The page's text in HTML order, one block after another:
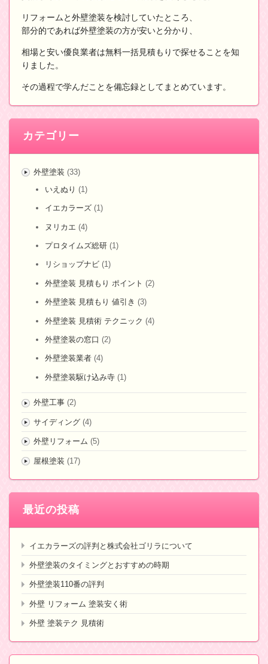
リフォームと外壁塗装を検討していたところ、
部分的であれば外壁塗装の方が安いと分かり、
相場と安い優良業者は無料一括見積もりで探せることを知
りました。
その過程で学んだことを備忘録としてまとめています。
カテゴリー
外壁塗装 (33)
いえぬり (1)
イエカラーズ (1)
ヌリカエ (4)
プロタイムズ総研 (1)
リショップナビ (1)
外壁塗装 見積もり ポイント (2)
外壁塗装 見積もり 値引き (3)
外壁塗装 見積術 テクニック (4)
外壁塗装の窓口 (2)
外壁塗装業者 (4)
外壁塗装駆け込み寺 (1)
外壁工事(2)
サイディング(4)
外壁リフォーム (5)
屋根塗装 (17)
最近の投稿
イエカラーズの評判と株式会社ゴリラについて
外壁塗装のタイミングとおすすめの時期
外壁塗装110番の評判
外壁 リフォーム 塗装安く術
外壁 塗装テク 見積術